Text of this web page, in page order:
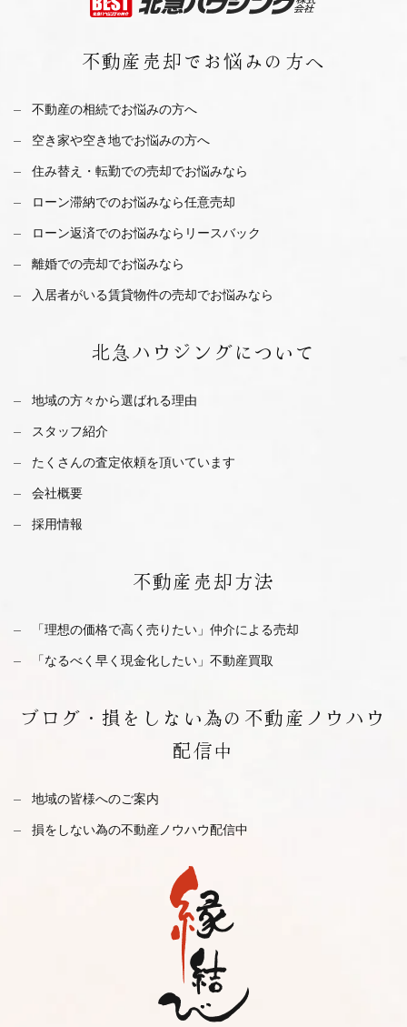
不動産売却で お悩みの方へ
不動産の相続でお悩みの方へ
空き家や空き地でお悩みの方へ
住み替え・転勤での売却でお悩みなら
ローン滞納でのお悩みなら任意売却
ローン返済でのお悩みならリースバック
離婚での売却でお悩みなら
入居者がいる賃貸物件の売却でお悩みなら
北急ハウジングについて
地域の方々から選ばれる理由
スタッフ紹介
たくさんの査定依頼を頂いています
会社概要
採用情報
不動産 売却方法
「理想の価格で高く売りたい」仲介による売却
「なるべく早く現金化したい」不動産買取
ブログ・ 損をしない為の不動産ノウハウ
配信中
地域の皆様へのご案内
損をしない為の不動産ノウハウ配信中